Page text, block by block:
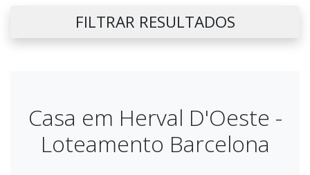
FILTRAR RESULTADOS
Casa em Herval D'Oeste -
Loteamento Barcelona